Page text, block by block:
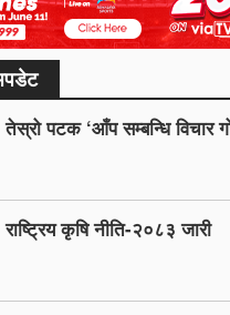
तेस्रो पटक ‘आँप सम्बन्धि विचार
राष्ट्रिय कृषि नीति-२०८३ जारी